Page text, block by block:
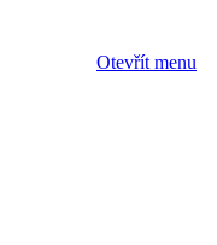
Otevřít menu